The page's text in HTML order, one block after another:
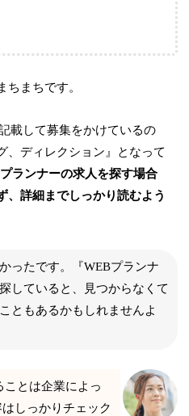
ちまちです。
載して募集をかけているの
、ディレクション』となって
ランナーの求人を探す場合
、詳細までしっかり読むよう
ったです。『WEBプランナ
していると、見つからなくて
ともあるかもしれませんよ
ことは企業によっ
しっかりチェック